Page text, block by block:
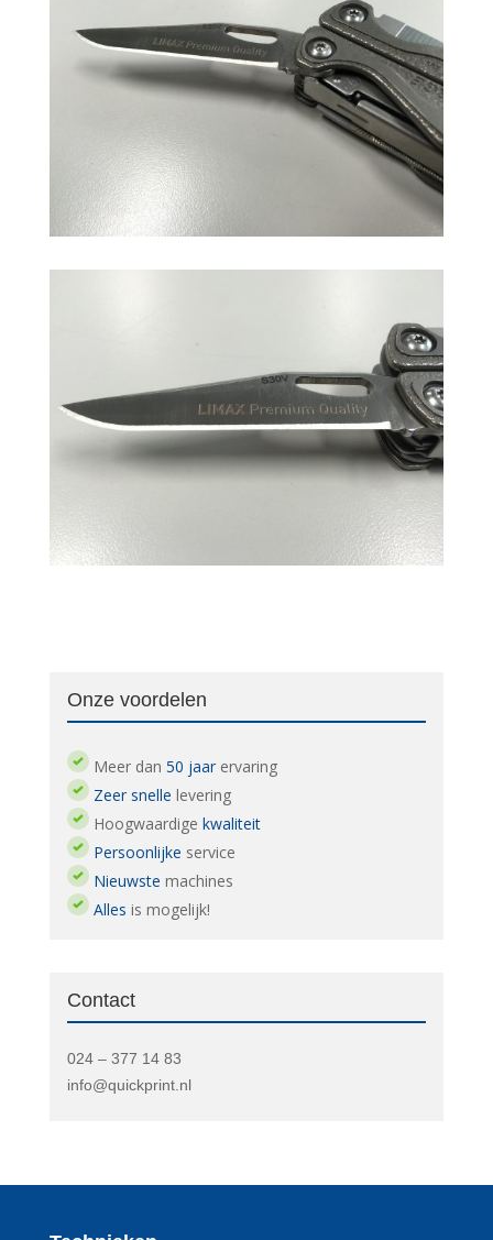
Onze voordelen
Meer dan 50 jaarervaring
Zeer snelle levering
Hoogwaardige kwaliteit
Persoonlijke service
Nieuwste machines
Alles is mogelijk!
Contact
024 – 377 14 83
info@quickprint.nl